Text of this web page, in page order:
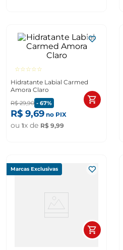
☆☆☆☆☆
Hidratante Labial Carmed
Amora Claro
R$ 29,90 - 67%
R$ 9,69 no PIX
ou 1x de R$ 9,99
Marcas Exclusivas